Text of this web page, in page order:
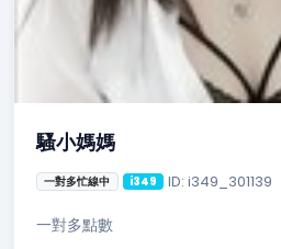
騷小媽媽
一對多忙線中 i349 ID: i349_301139
一對多點數